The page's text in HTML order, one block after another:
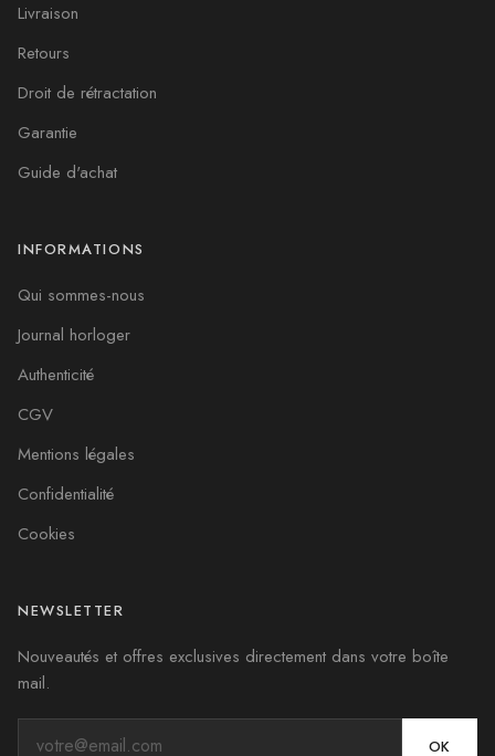
Livraison
Retours
Droit de rétractation
Garantie
Guide d'achat
INFORMATIONS
Qui sommes-nous
Journal horloger
Authenticité
CGV
Mentions légales
Confidentialité
Cookies
NEWSLETTER
Nouveautés et offres exclusives directement dans votre boîte
mail.
OK